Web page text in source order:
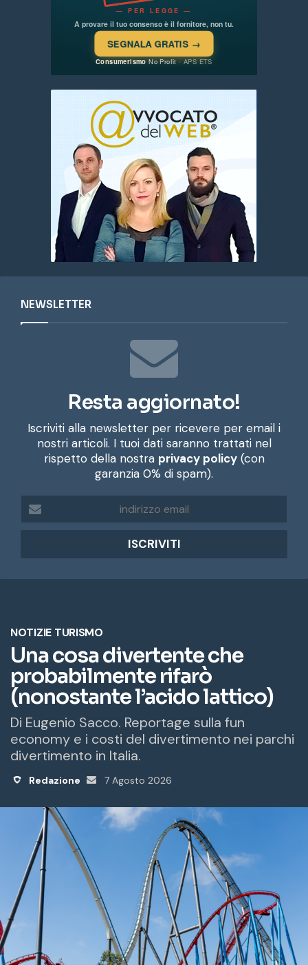
NEWSLETTER
Resta aggiornato!
Iscriviti alla newsletter per ricevere per email i
nostri articoli. I tuoi dati saranno trattati nel
rispetto della nostra privacy policy(con
garanzia 0% di spam).
d
r
e
m
a
i
l